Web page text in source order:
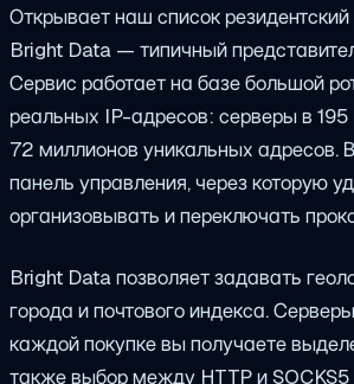
Открывает наш список
Bright Data — типичный
Сервис работает на базе большой
реальных IP-адресов: серверы в
72 миллионов уникальных адресов.
панель управления, через которую
организовывать и переключать
Bright Data позволяет задавать
города и почтового индекса.
каждой покупке вы получаете
также выбор между HTTP и